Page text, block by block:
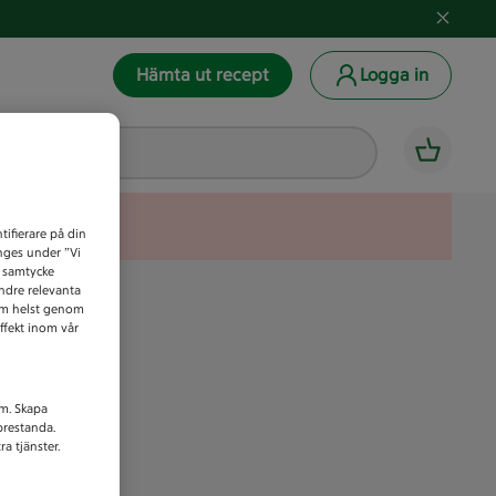
Hämta ut recept Logga in
på din
under ”Vi
relevanta
helst genom
inom vår
Skapa
tjänster.